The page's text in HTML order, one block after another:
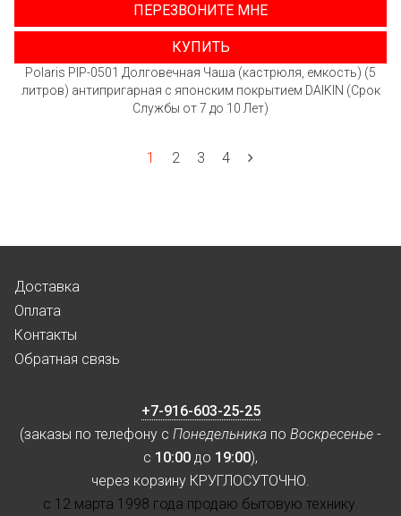
ПЕРЕЗВОНИТЕ МНЕ
КУПИТЬ
Polaris PIP-0501 Долговечная Чаша (кастрюля, емкость) (5
литров) антипригарная с японским покрытием DAIKIN (Срок
Службы от 7 до 10 Лет)
1 2 3 4
Доставка
Оплата
Контакты
Обратная связь
+7-916-603-25-25
(заказы по телефону с Понедельника по Воскресенье -
с 10:00 до 19:00),
через корзину КРУГЛОСУТОЧНО.
с 12 марта 1998 года продаю бытовую технику.